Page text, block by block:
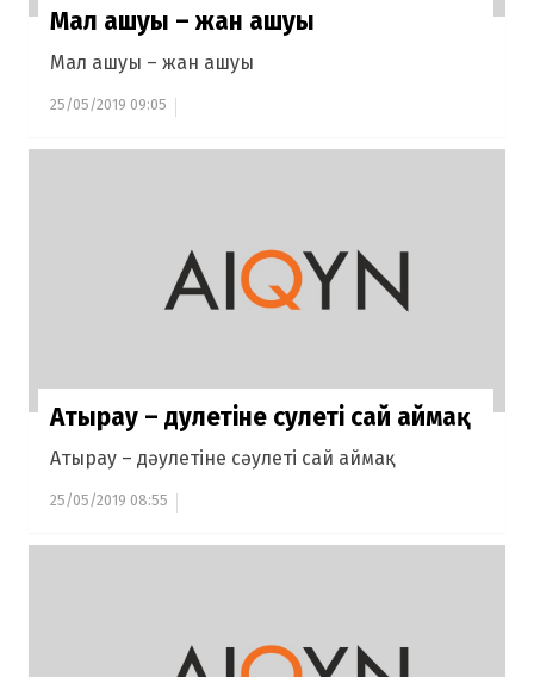
Мал ашуы – жан ашуы
Мал ашуы – жан ашуы
25/05/2019 09:05
Атырау – дәулетіне сәулеті сай аймақ
Атырау – дәулетіне сәулеті сай аймақ
25/05/2019 08:55